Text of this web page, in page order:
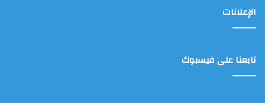
الإعلانات
تابعنا على فيسبوك